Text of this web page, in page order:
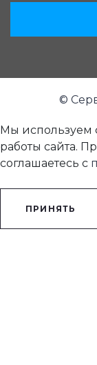
©
Мы используем
работы сайта.
соглашаетесь с
ПРИНЯТЬ